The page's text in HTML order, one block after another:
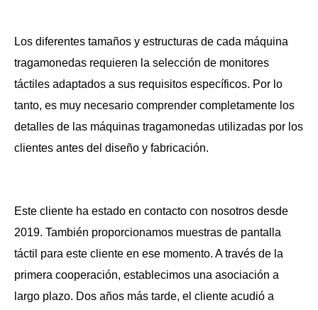
Los diferentes tamaños y estructuras de cada máquina
tragamonedas requieren la selección de monitores
táctiles adaptados a sus requisitos específicos. Por lo
tanto, es muy necesario comprender completamente los
detalles de las máquinas tragamonedas utilizadas por los
clientes antes del diseño y fabricación.
Este cliente ha estado en contacto con nosotros desde
2019. También proporcionamos muestras de pantalla
táctil para este cliente en ese momento. A través de la
primera cooperación, establecimos una asociación a
largo plazo. Dos años más tarde, el cliente acudió a